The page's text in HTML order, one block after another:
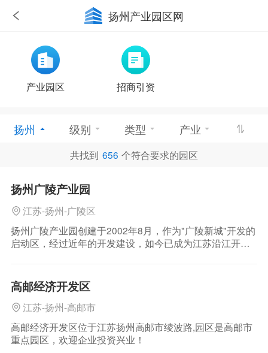
扬州产业园区网
产业园区 招商引资
扬州 级别 类型 产业
共找到 656 个符合要求的园区
扬州广陵产业园
江苏-扬州-广陵区
扬州广陵产业园创建于2002年8月，作为"广陵新城"开发的
启动区，经过近年的开发建设，如今已成为江苏沿江开发
济指标年年攀升。 园区简介 扬州东部充满着机
遇，
高邮经济开发区
江苏-扬州-高邮市
高邮经济开发区位于江苏扬州高邮市绫波路,园区是高邮市
重点园区，欢迎企业投资兴业！